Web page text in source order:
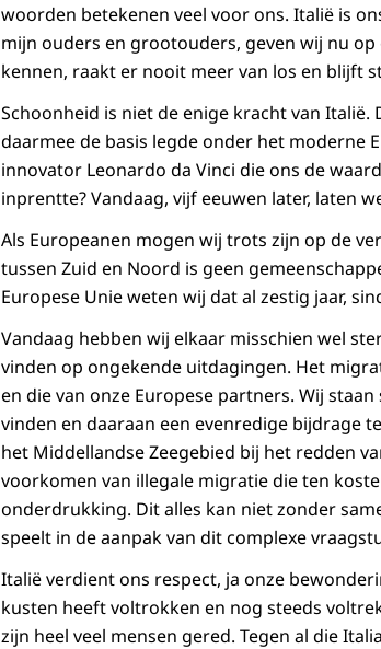
woorden betekenen veel voor ons. Italië is
mijn ouders en grootouders, geven wij nu
kennen, raakt er nooit meer van los en blijft
Schoonheid is niet de enige kracht van Italië.
daarmee de basis legde onder het moderne
innovator Leonardo da Vinci die ons de
inprentte? Vandaag, vijf eeuwen later, laten
Als Europeanen mogen wij trots zijn op de
tussen Zuid en Noord is geen
Europese Unie weten wij dat al zestig jaar,
Vandaag hebben wij elkaar misschien wel
vinden op ongekende uitdagingen. Het
en die van onze Europese partners. Wij
vinden en daaraan een evenredige bijdrage
het Middellandse Zeegebied bij het redden
voorkomen van illegale migratie die ten
onderdrukking. Dit alles kan niet zonder
speelt in de aanpak van dit complexe
Italië verdient ons respect, ja onze
kusten heeft voltrokken en nog steeds
zijn heel veel mensen gered. Tegen al die